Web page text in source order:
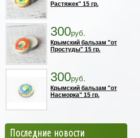
Растяжек" 15 гр.
300руб.
Крымский бальзам "от
Простуды" 15 гр.
300руб.
Крымский бальзам "от
Насморка" 15 гр.
Последние новости